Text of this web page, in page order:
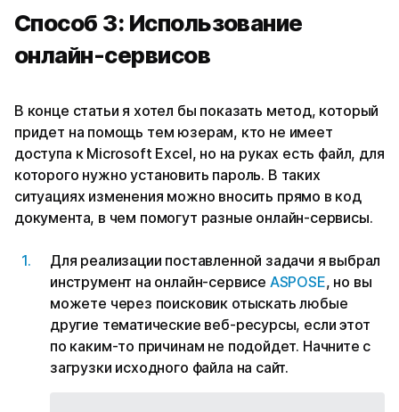
Способ 3: Использование
онлайн-сервисов
В конце статьи я хотел бы показать метод, который
придет на помощь тем юзерам, кто не имеет
доступа к Microsoft Excel, но на руках есть файл, для
которого нужно установить пароль. В таких
ситуациях изменения можно вносить прямо в код
документа, в чем помогут разные онлайн-сервисы.
Для реализации поставленной задачи я выбрал
инструмент на онлайн-сервисе ASPOSE, но вы
можете через поисковик отыскать любые
другие тематические веб-ресурсы, если этот
по каким-то причинам не подойдет. Начните с
загрузки исходного файла на сайт.